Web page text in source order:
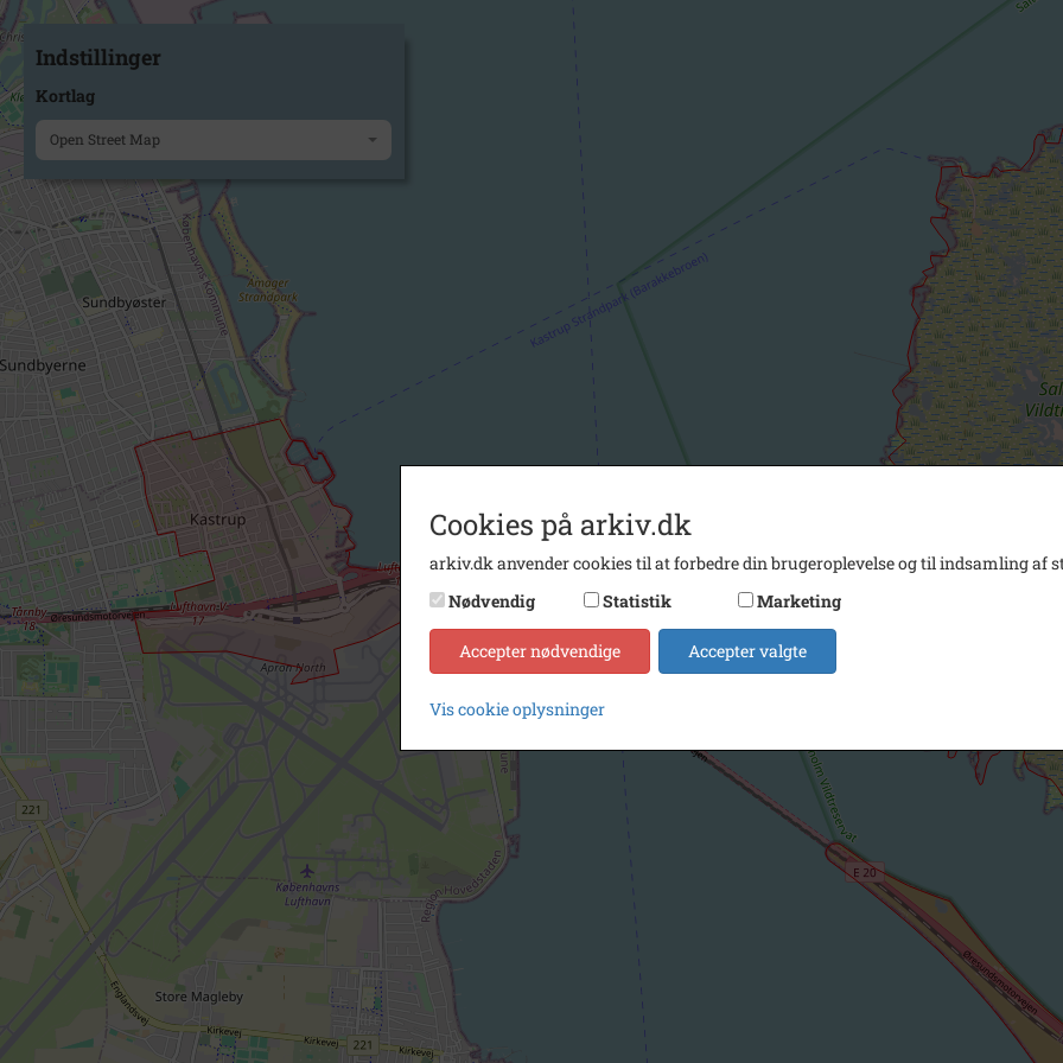
Indstillinger
Kortlag
Open Street Map
Cookies på arkiv.dk
arkiv.dk anvender cookies til at forbedre din brugeroplevelse og til indsamling af
Nødvendig
Statistik Marketing
Accepter nødvendige Accepter valgte
Vis cookie oplysninger